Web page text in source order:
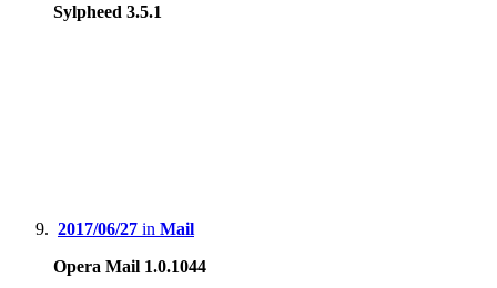
Sylpheed 3.5.1
2017/06/27 in Mail
Opera Mail 1.0.1044